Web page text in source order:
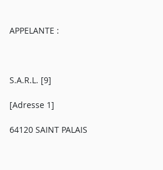
APPELANTE :
S.A.R.L. [9]
[Adresse 1]
64120 SAINT PALAIS